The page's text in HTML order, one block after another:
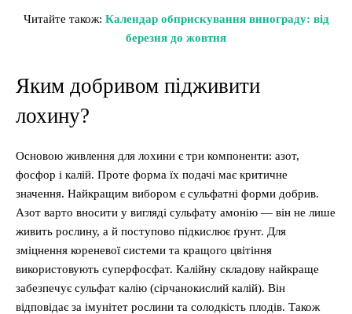
Читайте також: Календар обприскування винограду: від
березня до жовтня
Яким добривом підживити
лохину?
Основою живлення для лохини є три компоненти: азот,
фосфор і калій. Проте форма їх подачі має критичне
значення. Найкращим вибором є сульфатні форми добрив.
Азот варто вносити у вигляді сульфату амонію — він не лише
живить рослину, а й поступово підкислює ґрунт. Для
зміцнення кореневої системи та кращого цвітіння
використовують суперфосфат. Калійну складову найкраще
забезпечує сульфат калію (сірчанокислий калій). Він
відповідає за імунітет рослини та солодкість плодів. Також